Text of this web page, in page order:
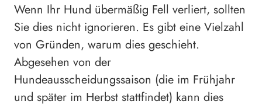
Wenn Ihr Hund übermäßig Fell verliert, sollten
Sie dies nicht ignorieren. Es gibt eine Vielzahl
von Gründen, warum dies geschieht.
Abgesehen von der
Hundeausscheidungssaison (die im Frühjahr
und später im Herbst stattfindet) kann dies